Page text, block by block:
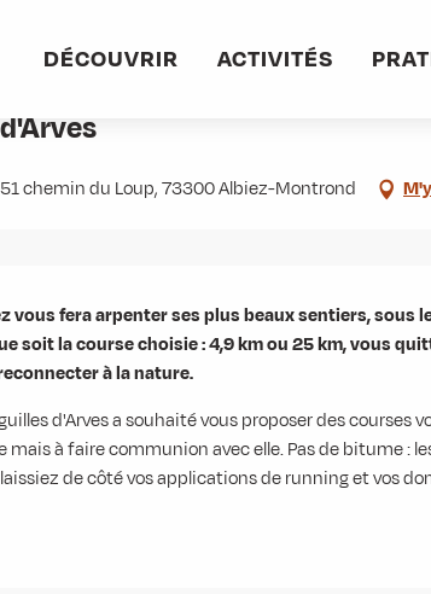
DÉCOUVRIR ACTIVITÉS
chemin du Loup, 73300 Albiez-Montrond
vous fera arpenter ses plus beaux sentiers, sous
soit la course choisie : 4,9 km ou 25 km, vous
à la nature.
d'Arves a souhaité vous proposer des courses
à faire communion avec elle. Pas de bitume :
de côté vos applications de running et vos